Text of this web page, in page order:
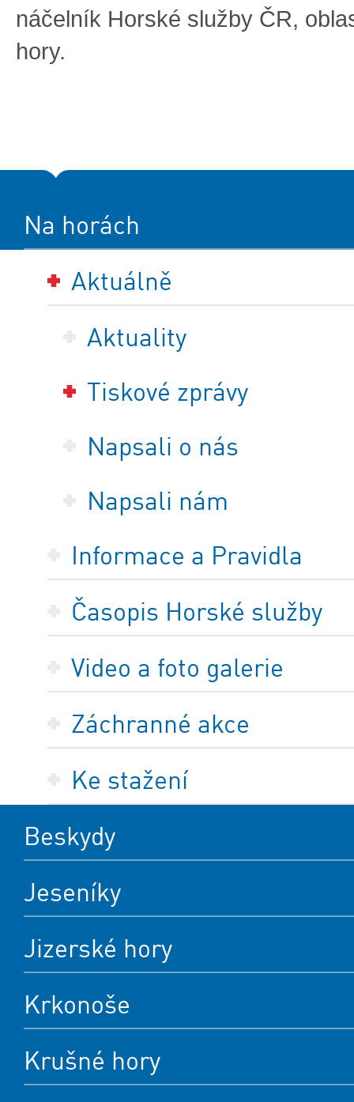
náčelník Horské služby ČR,
hory.
Na horách
Aktuálně
Aktuality
Tiskové zprávy
Napsali o nás
Napsali nám
Informace a Pravidla
Časopis Horské služby
Video a foto galerie
Záchranné akce
Ke stažení
Beskydy
Jeseníky
Jizerské hory
Krkonoše
Krušné hory